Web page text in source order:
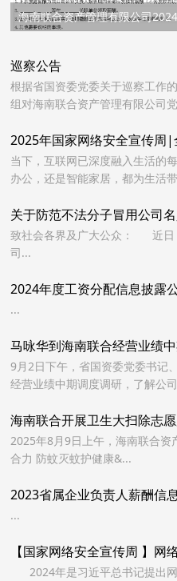
巡察公告
根据省国资委党委关于巡察工作
组对海南联合资产管理有限公司
2025年国家网络安全宣传周
当下，互联网已深度融入生活的
办公，还是智能家居，都为生活
关于防范不法分子冒用公司
致社会各界及广大公众： 近日
司...
2024年度工资分配信息披露
...
马咏华到海南联合经营业绩
9月2日下午，省国资委党委书记
经营业绩中期调度调研，了解公
海南联合开展卫生大扫除志
2025年8月9日上午，海南联合资
合力 防蚊灭蚊护健康&...
2023省属企业负责人薪酬信
...
【国家网络安全宣传周 】
2024年是习近平总书记提出